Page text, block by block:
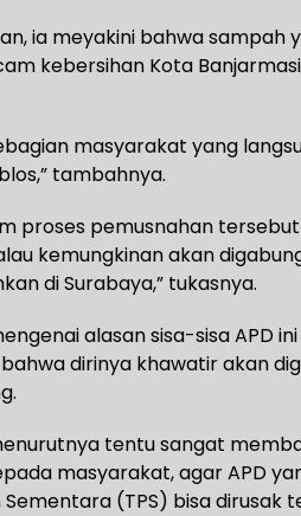
ia meyakini bahwa sampah
kebersihan Kota
masyarakat yang
tambahnya.
proses pemusnahan
kemungkinan akan
di Surabaya,” tukasnya.
alasan sisa-sisa APD
dirinya khawatir akan
tentu sangat
masyarakat, agar APD
(TPS) bisa dirusak